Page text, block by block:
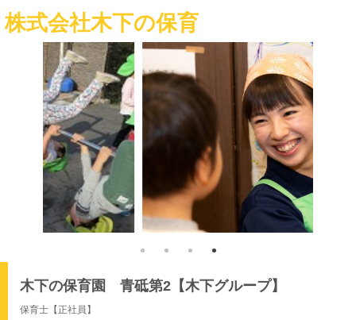
株式会社木下の保育
木下の保育園 青砥第2【木下グループ】
保育士【正社員】